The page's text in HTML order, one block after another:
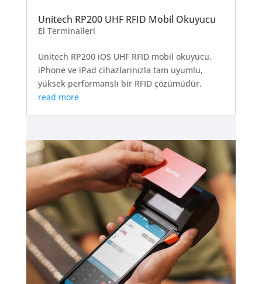
Unitech RP200 UHF RFID Mobil Okuyucu
El Terminalleri
Unitech RP200 iOS UHF RFID mobil okuyucu,
iPhone ve iPad cihazlarınızla tam uyumlu,
yüksek performanslı bir RFID çözümüdür.
read more